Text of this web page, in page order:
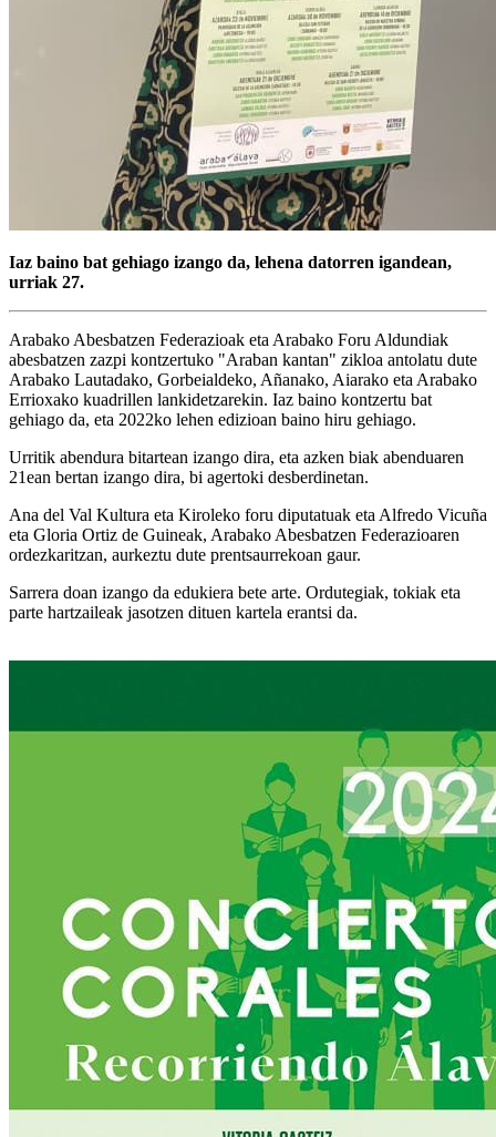
Iaz baino bat gehiago izango da, lehena datorren igandean,
urriak 27.
Arabako Abesbatzen Federazioak eta Arabako Foru Aldundiak
abesbatzen zazpi kontzertuko "Araban kantan" zikloa antolatu dute
Arabako Lautadako, Gorbeialdeko, Añanako, Aiarako eta Arabako
Errioxako kuadrillen lankidetzarekin. Iaz baino kontzertu bat
gehiago da, eta 2022ko lehen edizioan baino hiru gehiago.
Urritik abendura bitartean izango dira, eta azken biak abenduaren
21ean bertan izango dira, bi agertoki desberdinetan.
Ana del Val Kultura eta Kiroleko foru diputatuak eta Alfredo Vicuña
eta Gloria Ortiz de Guineak, Arabako Abesbatzen Federazioaren
ordezkaritzan, aurkeztu dute prentsaurrekoan gaur.
Sarrera doan izango da edukiera bete arte. Ordutegiak, tokiak eta
parte hartzaileak jasotzen dituen kartela erantsi da.